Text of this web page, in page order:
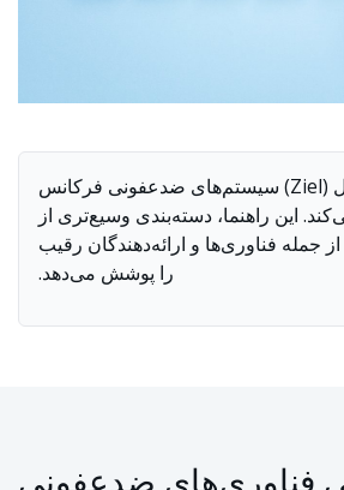
شرکت زیل (Ziel) سیستم‌های ضدعفونی فرکانس
این راهنما، دسته‌بندی وسیع‌تری از
جمله فناوری‌ها و ارائه‌دهندگان رقیب
را پوشش می‌دهد.
فناوری‌های ضدعفونی